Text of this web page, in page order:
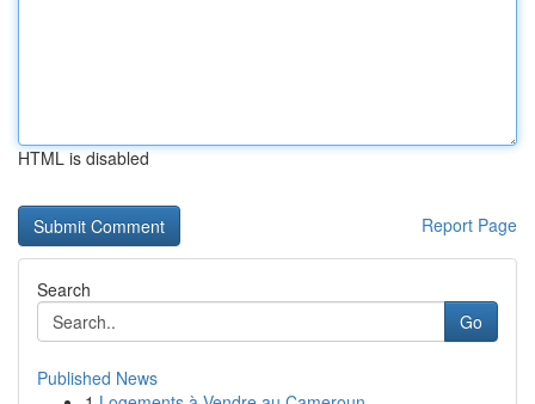
HTML is disabled
Report Page
Search
Go
Published News